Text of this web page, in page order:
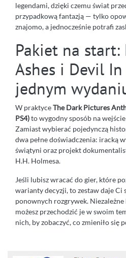
legendami, dzięki czemu świat
przypadkową fantazją — tylko
znajomo, a jednocześnie potrafi
Pakiet na start:
Ashes i Devil
jednym
W praktyceThe Dark Pictures
PS4)to wygodny sposób na
Zamiast wybierać pojedynczą
dwa pełne doświadczenia: iracką
świątyni oraz projekt
H.H. Holmesa.
Jeśli lubisz wracać do gier, które
warianty decyzji, to zestaw daje Ci
ponownych rozgrywek.
możesz przechodzić je w swoim
nich, by zobaczyć, co zmieniło się